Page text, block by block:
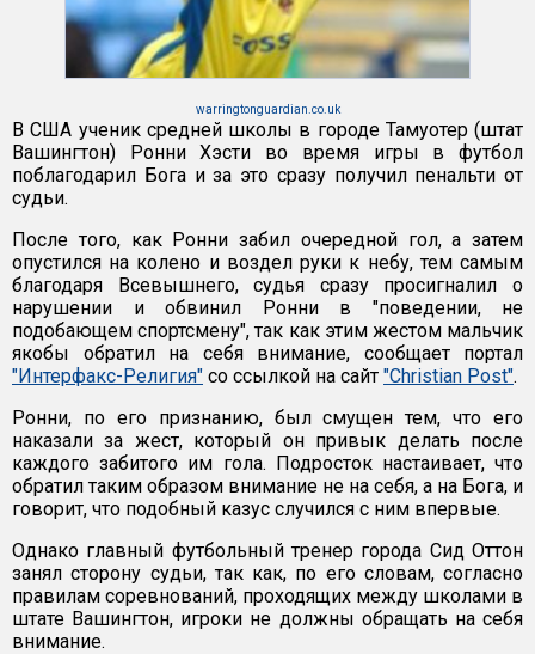
warringtonguardian.co.uk
В США ученик средней школы в городе Тамуотер (штат
Вашингтон) Ронни Хэсти во время игры в футбол
поблагодарил Бога и за это сразу получил пенальти от
судьи.
После того, как Ронни забил очередной гол, а затем
опустился на колено и воздел руки к небу, тем самым
благодаря Всевышнего, судья сразу просигналил о
нарушении и обвинил Ронни в "поведении, не
подобающем спортсмену", так как этим жестом мальчик
якобы обратил на себя внимание, сообщает портал
"Интерфакс-Религия" со ссылкой на сайт "Christian Post".
Ронни, по его признанию, был смущен тем, что его
наказали за жест, который он привык делать после
каждого забитого им гола. Подросток настаивает, что
обратил таким образом внимание не на себя, а на Бога, и
говорит, что подобный казус случился с ним впервые.
Однако главный футбольный тренер города Сид Оттон
занял сторону судьи, так как, по его словам, согласно
правилам соревнований, проходящих между школами в
штате Вашингтон, игроки не должны обращать на себя
внимание.